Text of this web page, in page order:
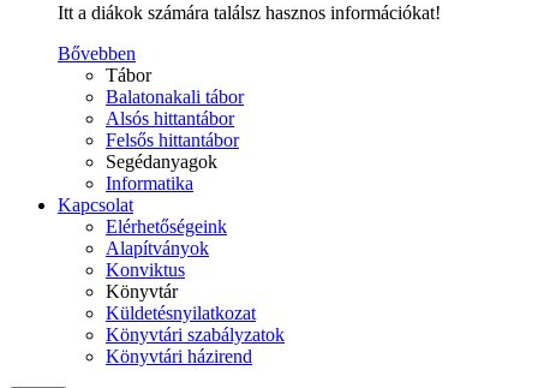
Itt a diákok számára találsz hasznos információkat!
Bővebben
Tábor
Balatonakali tábor
Alsós hittantábor
Felsős hittantábor
Segédanyagok
Informatika
Kapcsolat
Elérhetőségeink
Alapítványok
Konviktus
Könyvtár
Küldetésnyilatkozat
Könyvtári szabályzatok
Könyvtári házirend